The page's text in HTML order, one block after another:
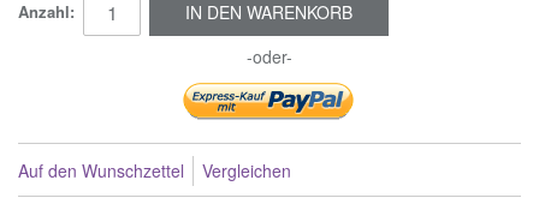
Anzahl:
IN DEN WARENKORB
-oder-
Auf den Wunschzettel Vergleichen